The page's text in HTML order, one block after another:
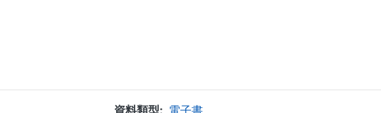
資料類型
電子書